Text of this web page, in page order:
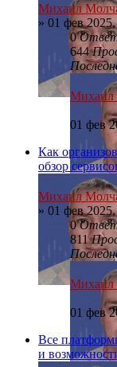
Михаил
» 01 фев
0
644
Михаил
01 фев
Как
обзор
Михаил
» 01 фев
0
811
Михаил
01 фев
Все
и